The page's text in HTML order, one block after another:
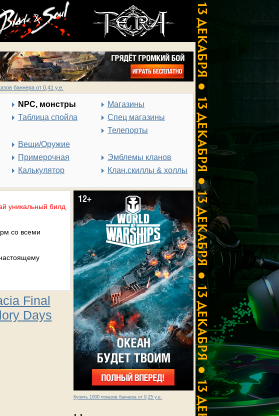
баннера от 0,41 у.е.
NPC, монстры
Таблица спойла
Вещи/Оружие
Примерочная
Калькулятор
Магазины
Спец магазины
Телепорты
Эмблемы кланов
Клан.скиллы & холлы
Купить 1000 показов баннера от 0,25 у.е.
уникальный билд
со всеми
Final
Days